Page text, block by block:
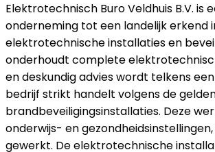
Elektrotechnisch Buro Veldhuis B.V.
onderneming tot een landelijk erkend
elektrotechnische installaties en
onderhoudt complete
en deskundig advies wordt telkens
bedrijf strikt handelt volgens de
brandbeveiligingsinstallaties. Deze
onderwijs- en
gewerkt. De elektrotechnische